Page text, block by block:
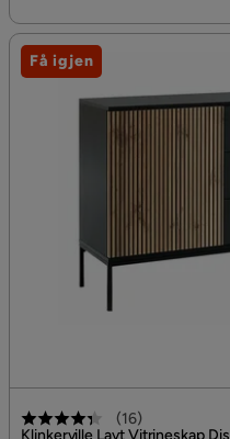
(16)
Klinkerville Lavt Vitrineskap
Få igjen